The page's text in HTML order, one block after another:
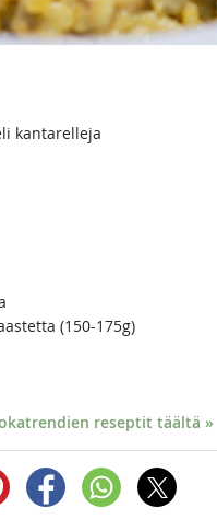
kantarelleja
(150-175g)
reseptit täältä »